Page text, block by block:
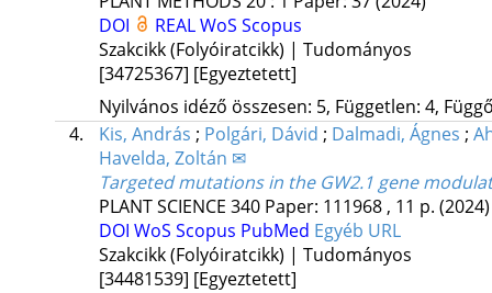
DOI
REALWoS Scopus
Szakcikk (Folyóiratcikk) | Tudományos
[34725367] [Egyeztetett]
Nyilvános idéző összesen: 5, Független: 4,
4.
Kis, András ; Polgári, Dávid ; Dalmadi, Ágnes ;
Havelda, Zoltán ✉
Targeted mutations in the GW2.1 gene
PLANT SCIENCE 340 Paper: 111968 , 11 p. (2024)
DOI WoS Scopus PubMed Egyéb URL
Szakcikk (Folyóiratcikk) | Tudományos
[34481539] [Egyeztetett]